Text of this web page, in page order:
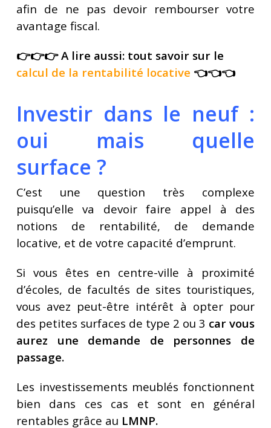
afin de ne pas devoir rembourser votre
avantage fiscal.
👉👉👉 A lire aussi: tout savoir sur le
calcul de la rentabilité locative 👈👈👈
Investir dans le neuf :
oui mais quelle
surface ?
C’est une question très complexe
puisqu’elle va devoir faire appel à des
notions de rentabilité, de demande
locative, et de votre capacité d’emprunt.
Si vous êtes en centre-ville à proximité
d’écoles, de facultés de sites touristiques,
vous avez peut-être intérêt à opter pour
des petites surfaces de type 2 ou 3 car vous
aurez une demande de personnes de
passage.
Les investissements meublés fonctionnent
bien dans ces cas et sont en général
rentables grâce au LMNP.